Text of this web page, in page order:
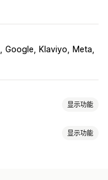
Google Klaviyo
Meta
显示功能
显示功能